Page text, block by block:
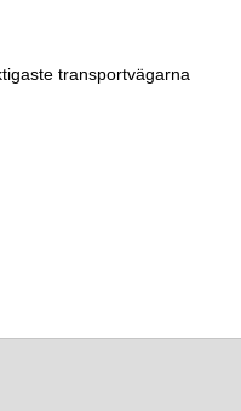
transportvägarna